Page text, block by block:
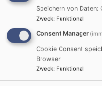
Speichern von
Zweck: Funktional
Consent Manager
Cookie Consent
Browser
Zweck: Funktional